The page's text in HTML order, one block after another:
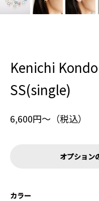
Kenichi
SS(single)
6,600円〜（税込）
オプション
カラー